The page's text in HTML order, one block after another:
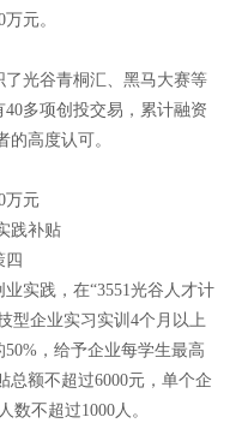
元。
光谷青桐汇、黑马大赛等
多项创投交易，累计融资
的高度认可。
元
践补贴
四
实践，在“3551光谷人才计
型企业实习实训4个月以上
，给予企业每学生最高
总额不超过6000元，单个企
数不超过1000人。